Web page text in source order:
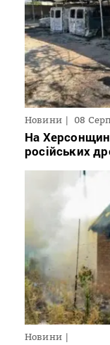
Новини 08
На
російських
Новини